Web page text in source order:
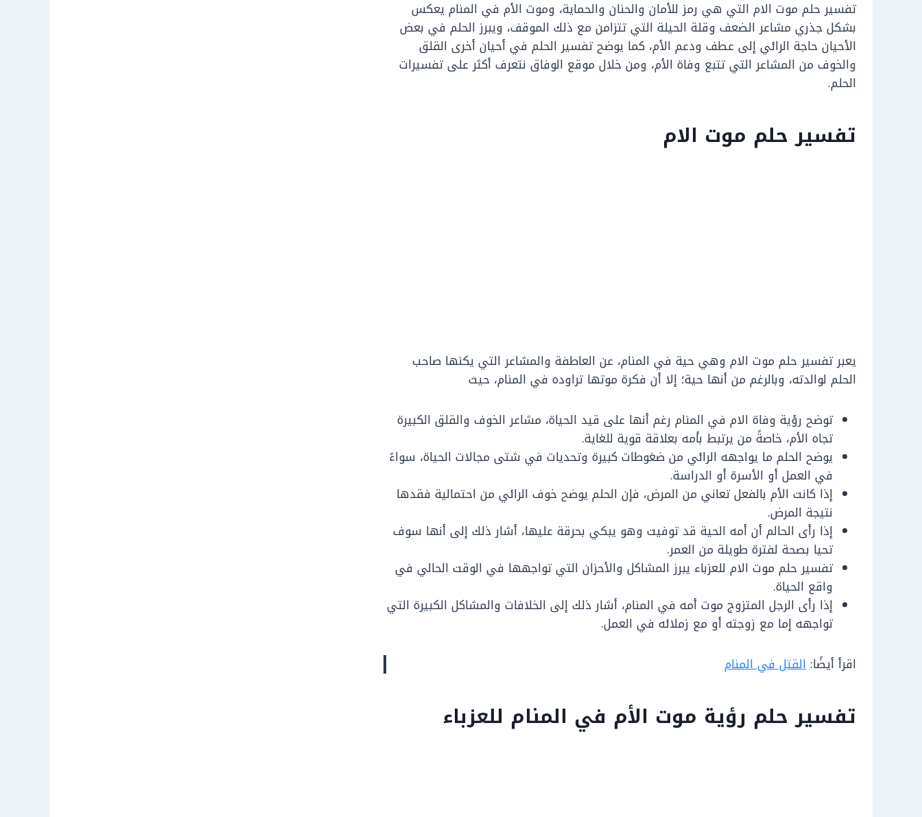
تفسير حلم موت الام التي هي رمز للأمان والحنان والحماية، وموت الأم في المنام يعكس
بشكل جذري مشاعر الضعف وقلة الحيلة التي تتزامن مع ذلك الموقف، ويبرز الحلم في بعض
الأحيان حاجة الرائي إلى عطف ودعم الأم، كما يوضح تفسير الحلم في أحيان أخرى القلق
والخوف من المشاعر التي تتبع وفاة الأم، ومن خلال موقع الوفاق نتعرف أكثر على تفسيرات
الحلم.
تفسير حلم موت الام
يعبر تفسير حلم موت الام وهي حية في المنام، عن العاطفة والمشاعر التي يكنها صاحب
الحلم لوالدته، وبالرغم من أنها حية؛ إلا أن فكرة موتها تراوده في المنام، حيث
توضح رؤية وفاة الام في المنام رغم أنها على قيد الحياة، مشاعر الخوف والقلق الكبيرة
تجاه الأم، خاصةً من يرتبط بأمه بعلاقة قوية للغاية.
يوضح الحلم ما يواجهه الرائي من ضغوطات كبيرة وتحديات في شتى مجالات الحياة، سواءً
في العمل أو الأسرة أو الدراسة.
إذا كانت الأم بالفعل تعاني من المرض، فإن الحلم يوضح خوف الرائي من احتمالية فقدها
نتيجة المرض.
إذا رأى الحالم أن أمه الحية قد توفيت وهو يبكي بحرقة عليها، أشار ذلك إلى أنها سوف
تحيا بصحة لفترة طويلة من العمر.
تفسير حلم موت الام للعزباء يبرز المشاكل والأحزان التي تواجهها في الوقت الحالي في
واقع الحياة.
إذا رأى الرجل المتزوج موت أمه في المنام، أشار ذلك إلى الخلافات والمشاكل الكبيرة التي
تواجهه إما مع زوجته أو مع زملائه في العمل.
اقرأ أيضًا: القتل في المنام
تفسير حلم رؤية موت الأم في المنام للعزباء